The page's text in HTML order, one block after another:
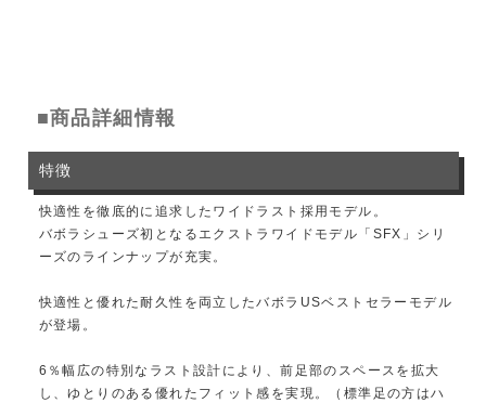
■商品詳細情報
特徴
快適性を徹底的に追求したワイドラスト採用モデル。
バボラシューズ初となるエクストラワイドモデル「SFX」シリ
ーズのラインナップが充実。
快適性と優れた耐久性を両立したバボラUSベストセラーモデル
が登場。
6％幅広の特別なラスト設計により、前足部のスペースを拡大
し、ゆとりのある優れたフィット感を実現。（標準足の方はハ